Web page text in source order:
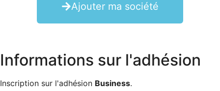
Ajouter ma société
Informations sur l'adhésion
Inscription sur l'adhésion Business.